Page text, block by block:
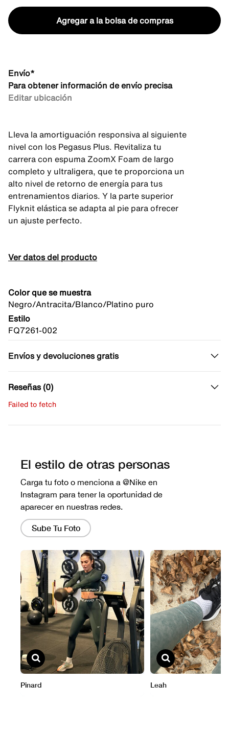
Agregar a la bolsa de compras
Envío*
Para obtener información de envío precisa
Editar ubicación
Lleva la amortiguación responsiva al siguiente
nivel con los Pegasus Plus. Revitaliza tu
carrera con espuma ZoomX Foam de largo
completo y ultraligera, que te proporciona un
alto nivel de retorno de energía para tus
entrenamientos diarios. Y la parte superior
Flyknit elástica se adapta al pie para ofrecer
un ajuste perfecto.
Ver datos del producto
Color que se muestra
Negro/Antracita/Blanco/Platino puro
Estilo
FQ7261-002
Envíos y devoluciones gratis
Reseñas (0)
Failed to fetch